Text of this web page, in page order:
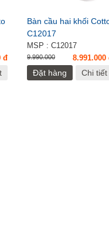
đ
Bàn cầu hai khối
C12017
MSP : C12017
9.990.000 8.991.000
Đặt hàng Chi tiết